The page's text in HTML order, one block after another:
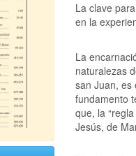
La clave
en la
La
naturalezas
san Juan, es
fundamento
que, la
Jesús, de